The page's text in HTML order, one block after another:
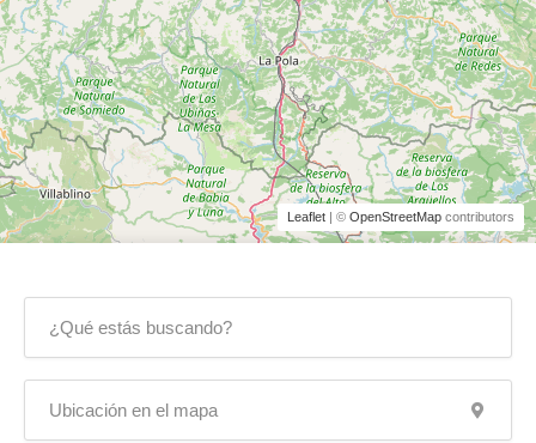
Leaflet | © OpenStreetMap contributors